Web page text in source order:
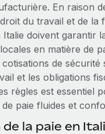
experts
d’experts sur les
et la conformité
processus de
nous vos opportunités de
et
salaires et les talents
ressources
En raison
du travail et de la
doivent garantir
en matière de
de sécurité
et les obligations
règles est essentiel
paie fluides et
la paie en